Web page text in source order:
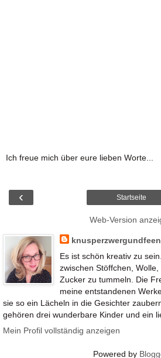
Ich freue mich über eure lieben Worte...
‹ Startseite
Web-Version
Es ist schön kreativ zu
zwischen Stöffchen,
Zucker zu tummeln. Die
meine entstandenen
sie so ein Lächeln in die Gesichter
gehören drei wunderbare Kinder und ein
Mein Profil vollständig anzeigen
Powered by